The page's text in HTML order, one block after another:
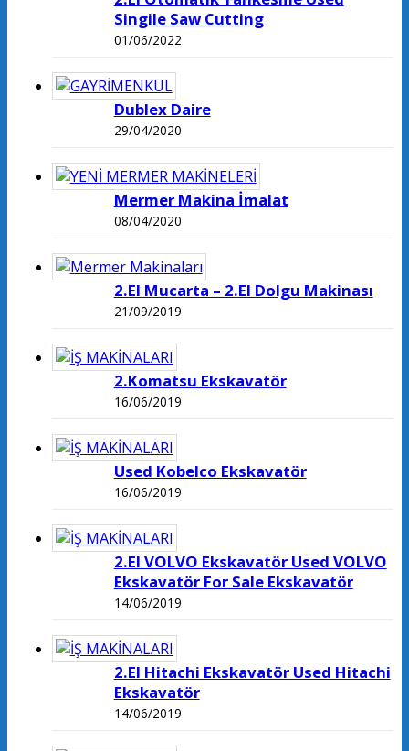
Singile Saw Cutting
01/06/2022
Dublex Daire
29/04/2020
Mermer Makina İmalat
08/04/2020
2.El Mucarta – 2.El Dolgu Makinası
21/09/2019
2.Komatsu Ekskavatör
16/06/2019
Used Kobelco Ekskavatör
16/06/2019
2.El VOLVO Ekskavatör Used VOLVO
Ekskavatör For Sale Ekskavatör
14/06/2019
2.El Hitachi Ekskavatör Used Hitachi
Ekskavatör
14/06/2019